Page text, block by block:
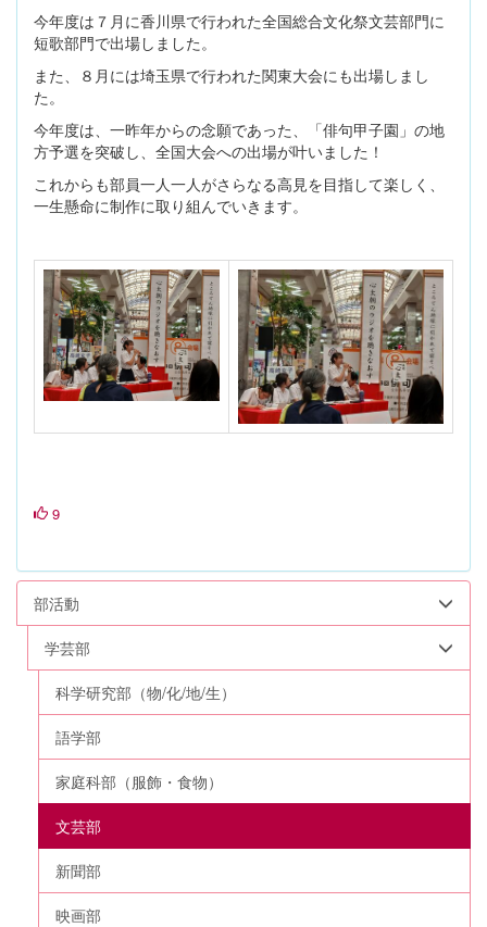
今年度は７月に香川県で行われた全国総合文化祭文芸部門に
短歌部門で出場しました。
また、８月には埼玉県で行われた関東大会にも出場しまし
た。
今年度は、一昨年からの念願であった、「俳句甲子園」の地
方予選を突破し、全国大会への出場が叶いました！
これからも部員一人一人がさらなる高見を目指して楽しく、
一生懸命に制作に取り組んでいきます。
9
部活動
学芸部
科学研究部（物/化/地/生）
語学部
家庭科部（服飾・食物）
文芸部
新聞部
映画部